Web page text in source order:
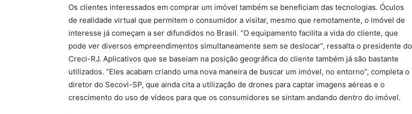
Os clientes interessados em comprar um imóvel também se beneficiam das tecnologias. Óculos
de realidade virtual que permitem o consumidor a visitar, mesmo que remotamente, o imóvel de
interesse já começam a ser difundidos no Brasil. “O equipamento facilita a vida do cliente, que
pode ver diversos empreendimentos simultaneamente sem se deslocar”, ressalta o presidente do
Creci-RJ. Aplicativos que se baseiam na posição geográfica do cliente também já são bastante
utilizados. “Eles acabam criando uma nova maneira de buscar um imóvel, no entorno”, completa o
diretor do Secovi-SP, que ainda cita a utilização de drones para captar imagens aéreas e o
crescimento do uso de vídeos para que os consumidores se sintam andando dentro do imóvel.